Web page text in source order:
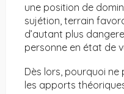
une position de
sujétion, terrain
d’autant plus
personne en état de
Dès lors, pourquoi
les apports